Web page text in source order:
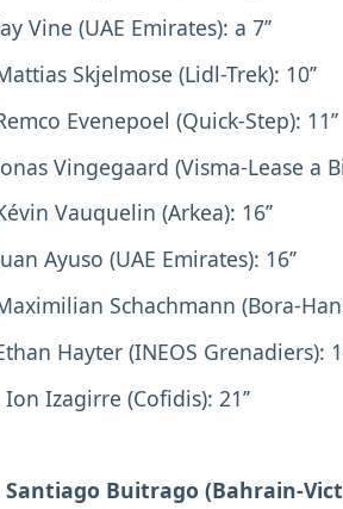
Vine (UAE Emirates): a 7’’
Skjelmose (Lidl-Trek): 10’’
Evenepoel (Quick-Step): 11’’
Vingegaard (Visma-Lease a
Vauquelin (Arkea): 16’’
Ayuso (UAE Emirates): 16’’
Schachmann (Bora-
Hayter (INEOS Grenadiers):
Ion Izagirre (Cofidis): 21’’
Santiago Buitrago (Bahrain-